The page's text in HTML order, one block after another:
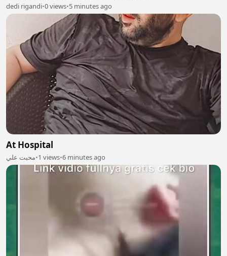
dedi rigandi•0 views•5 minutes ago
At Hospital
محبت علي•1 views•6 minutes ago